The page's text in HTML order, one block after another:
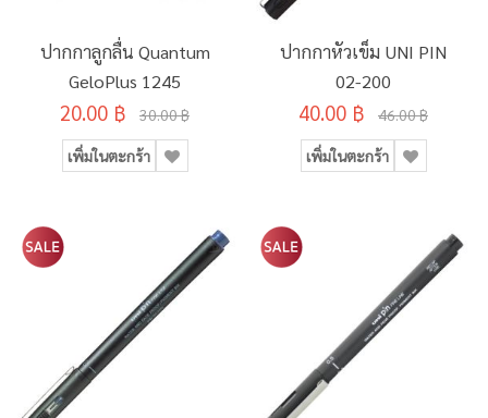
ปากกาลูกลื่น Quantum
GeloPlus 1245
20.00 ฿ 30.00 ฿
เพิ่มในตะกร้า
ปากกาหัวเข็ม UNI PIN
02-200
40.00 ฿ 46.00 ฿
เพิ่มในตะกร้า